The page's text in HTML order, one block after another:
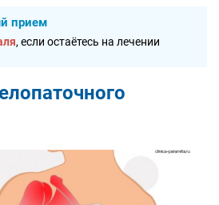
прием
, если остаётесь на лечении